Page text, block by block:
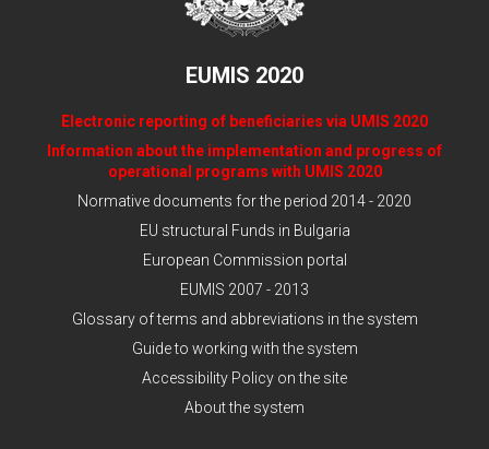
EUMIS 2020
Electronic reporting of beneficiaries via UMIS 2020
Information about the implementation and progress of
operational programs with UMIS 2020
Normative documents for the period 2014 - 2020
EU structural Funds in Bulgaria
European Commission portal
EUMIS 2007 - 2013
Glossary of terms and abbreviations in the system
Guide to working with the system
Accessibility Policy on the site
About the system